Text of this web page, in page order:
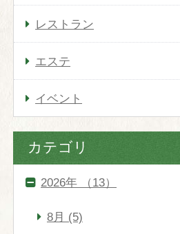
レストラン
エステ
イベント
カテゴリ
2026年 （13）
8月 (5)
レストラン
京会席「銀明翠」
鉄板焼「銀明翠」
イタリアン「フェニー
スウィーツ「ヴェール
スパトリートメント
スパラグジュアリー